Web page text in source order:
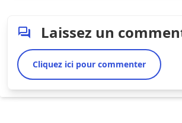
Laissez un
Cliquez ici pour commenter